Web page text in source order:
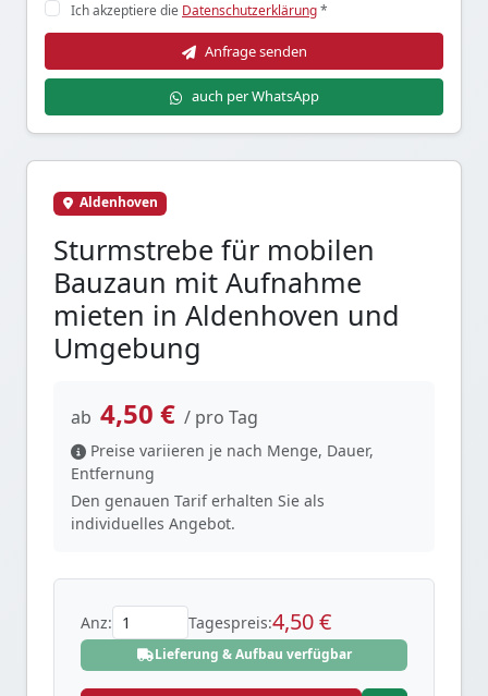
Ich akzeptiere die Datenschutzerklärung*
Anfrage senden
auch per WhatsApp
Aldenhoven
Sturmstrebe für mobilen
Bauzaun mit Aufnahme
mieten in Aldenhoven und
Umgebung
ab 4,50 € / pro Tag
Preise variieren je nach Menge, Dauer,
Entfernung
Den genauen Tarif erhalten Sie als
individuelles Angebot.
Anz: Tagespreis:4,50 €
Lieferung & Aufbau verfügbar